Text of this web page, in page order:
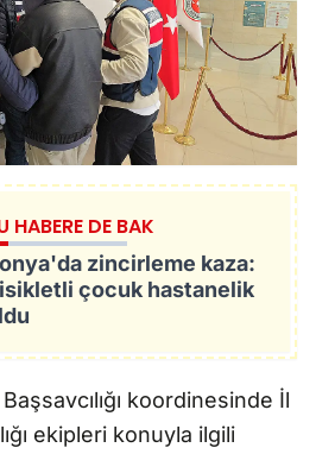
HABERE DE BAK
zincirleme kaza:
çocuk hastanelik
koordinesinde İl
ekipleri konuyla ilgili